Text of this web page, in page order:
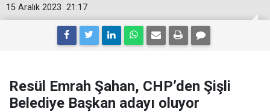
21:17
15 Aralık 2023
Resül Emrah Şahan, CHP’den Şişli
Belediye Başkan adayı oluyor